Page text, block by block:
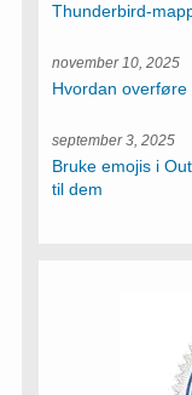
Thunderbird-
november 10, 2025
Hvordan overføre
september 3, 2025
Bruke emojis i
til dem